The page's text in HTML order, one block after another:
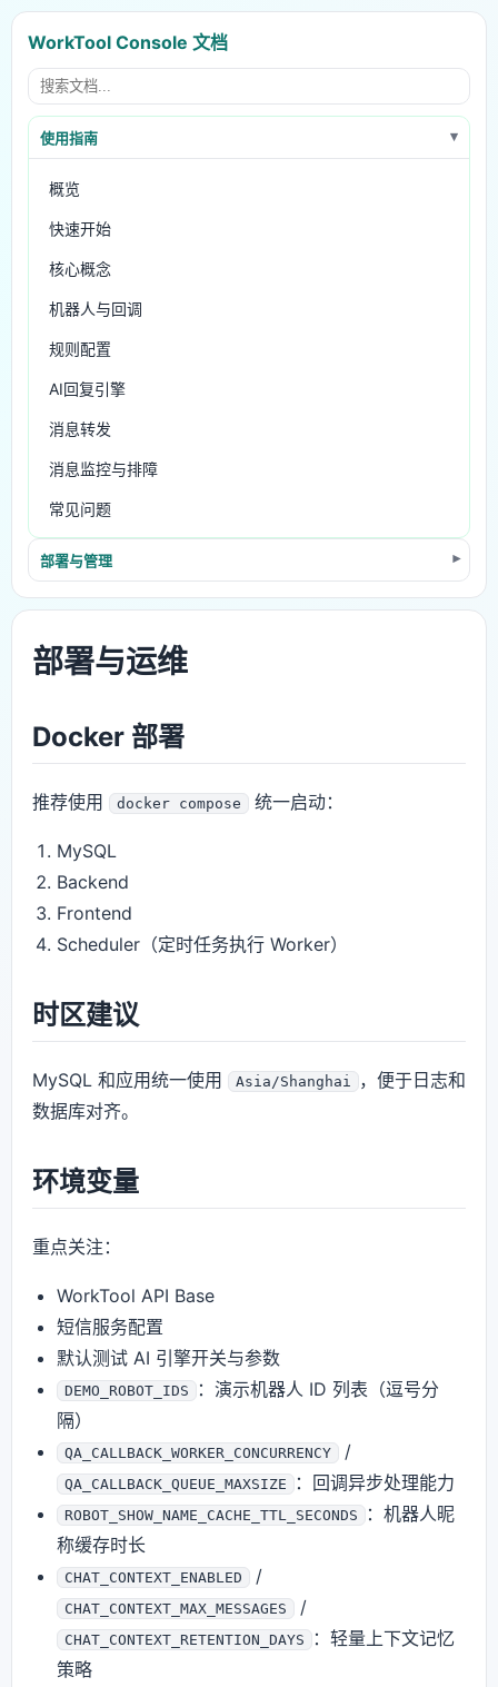
WorkTool Console 文档
使用指南
概览
快速开始
核心概念
机器人与回调
规则配置
AI回复引擎
消息转发
消息监控与排障
常见问题
部署与管理
部署与运维
Docker 部署
推荐使用 docker compose 统一启动：
MySQL
Backend
Frontend
Scheduler（定时任务执行 Worker）
时区建议
MySQL 和应用统一使用 Asia/Shanghai
，便于日志和
数据库对齐。
环境变量
重点关注：
WorkTool API Base
短信服务配置
默认测试 AI 引擎开关与参数
DEMO_ROBOT_IDS
：演示机器人 ID 列表（逗号分
隔）
QA_CALLBACK_WORKER_CONCURRENCY /
QA_CALLBACK_QUEUE_MAXSIZE ：回调异步处理能力
ROBOT_SHOW_NAME_CACHE_TTL_SECONDS
：机器人昵
称缓存时长
CHAT_CONTEXT_ENABLED /
CHAT_CONTEXT_MAX_MESSAGES /
CHAT_CONTEXT_RETENTION_DAYS
：轻量上下文记忆
策略